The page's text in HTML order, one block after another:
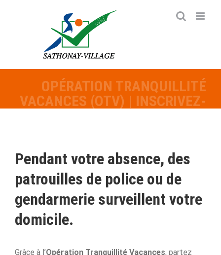
OPÉRATION TRANQUILLITÉ
VACANCES (OTV) | INSCRIVEZ-
Pendant votre absence, des
patrouilles de police ou de
gendarmerie surveillent votre
domicile.
Grâce à l’Opération Tranquillité Vacances, partez